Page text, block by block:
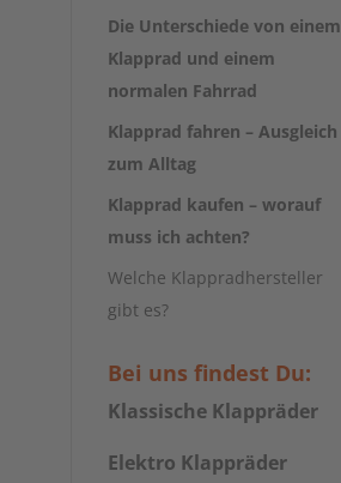
Die Unterschiede von einem
Klapprad und einem
normalen Fahrrad
Klapprad fahren – Ausgleich
zum Alltag
Klapprad kaufen – worauf
muss ich achten?
Welche Klappradhersteller
gibt es?
Bei uns findest Du:
Klassische Klappräder
Elektro Klappräder